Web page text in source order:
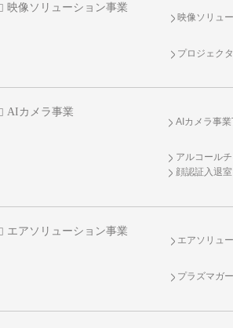
映像ソリューション事業
映像ソリュ
プロジェク
AIカメラ事業
AIカメラ事業
アルコール
顔認証入退
エアソリューション事業
エアソリュ
プラズマガ